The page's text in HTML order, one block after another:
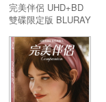
完美伴侶 UHD+BD
雙碟限定版 BLURAY
UHD+BD 2 Disc